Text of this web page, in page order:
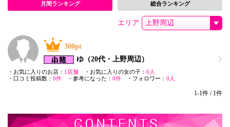
月間ランキング 総合ランキング
エリア
1
300pt
ゆ （20代・上野周辺）
・お気に入りのお店： 1店舗 ・お気に入りの女の子： 0人
・口コミ投稿数： 0件 ・参考になった： 0件 ・フォロワー： 0人
1-1件 / 1件